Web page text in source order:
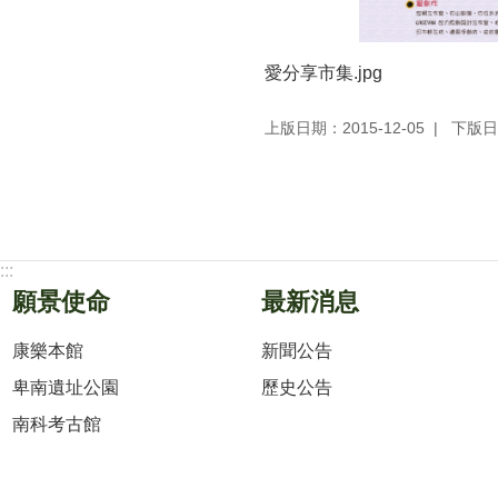
愛分享市集.jpg
上版日期：2015-12-05 下版
:::
願景使命
康樂本館
卑南遺址公園
南科考古館
最新消息
新聞公告
歷史公告